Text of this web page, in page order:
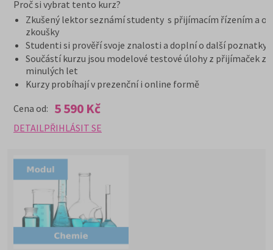
Proč si vybrat tento kurz?
Zkušený lektor seznámí studenty s přijímacím řízením a
zkoušky
Studenti si prověří svoje znalosti a doplní o další poznatky
Součástí kurzu jsou modelové testové úlohy z přijímaček z
minulých let
Kurzy probíhají v prezenční i online formě
Cena od: 5 590 Kč
DETAILPŘIHLÁSIT SE